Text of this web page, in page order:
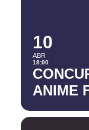
10
ABR
18:00
ANIME